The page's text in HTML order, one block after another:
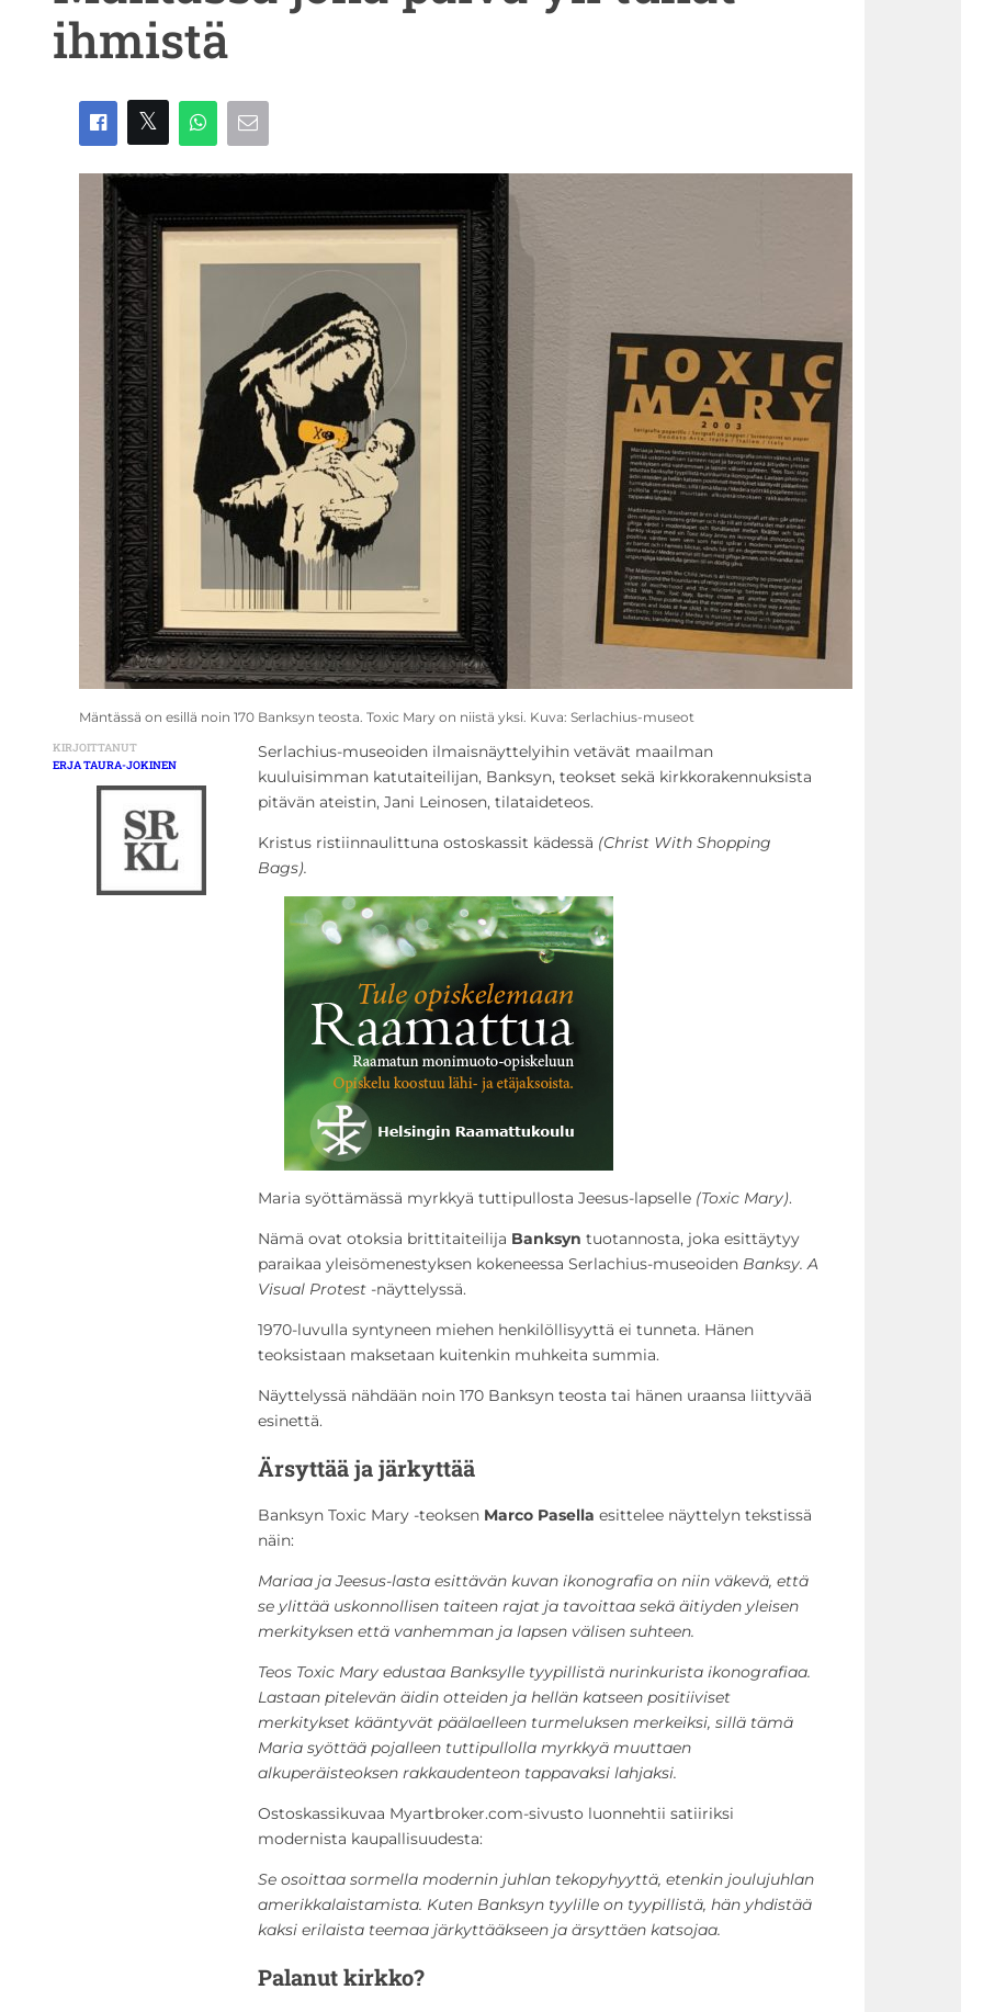
ihmistä
Mäntässä on esillä noin 170 Banksyn teosta. Toxic Mary on niistä yksi. Kuva: Serlachius-museot
KIRJOITTANUT
ERJA TAURA-JOKINEN
Serlachius-museoiden ilmaisnäyttelyihin vetävät maailman
kuuluisimman katutaiteilijan, Banksyn, teokset sekä kirkkorakennuksista
pitävän ateistin, Jani Leinosen, tilataideteos.
Kristus ristiinnaulittuna ostoskassit kädessä (Christ With Shopping
Bags).
Maria syöttämässä myrkkyä tuttipullosta Jeesus-lapselle (Toxic Mary).
Nämä ovat otoksia brittitaiteilija Banksyn tuotannosta, joka esittäytyy
paraikaa yleisömenestyksen kokeneessa Serlachius-museoiden Banksy. A
Visual Protest-näyttelyssä.
1970-luvulla syntyneen miehen henkilöllisyyttä ei tunneta. Hänen
teoksistaan maksetaan kuitenkin muhkeita summia.
Näyttelyssä nähdään noin 170 Banksyn teosta tai hänen uraansa liittyvää
esinettä.
Ärsyttää ja järkyttää
Banksyn Toxic Mary -teoksen Marco Pasella esittelee näyttelyn tekstissä
näin:
Mariaa ja Jeesus-lasta esittävän kuvan ikonografia on niin väkevä, että
se ylittää uskonnollisen taiteen rajat ja tavoittaa sekä äitiyden yleisen
merkityksen että vanhemman ja lapsen välisen suhteen.
Teos Toxic Mary edustaa Banksylle tyypillistä nurinkurista ikonografiaa.
Lastaan pitelevän äidin otteiden ja hellän katseen positiiviset
merkitykset kääntyvät päälaelleen turmeluksen merkeiksi, sillä tämä
Maria syöttää pojalleen tuttipullolla myrkkyä muuttaen
alkuperäisteoksen rakkaudenteon tappavaksi lahjaksi.
Ostoskassikuvaa Myartbroker.com-sivusto luonnehtii satiiriksi
modernista kaupallisuudesta:
Se osoittaa sormella modernin juhlan tekopyhyyttä, etenkin joulujuhlan
amerikkalaistamista. Kuten Banksyn tyylille on tyypillistä, hän yhdistää
kaksi erilaista teemaa järkyttääkseen ja ärsyttäen katsojaa.
Palanut kirkko?